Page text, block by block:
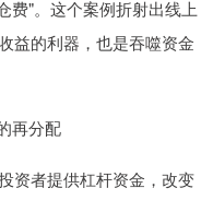
费"。这个案例折射出线上
的利器，也是吞噬资金
再分配
资者提供杠杆资金，改变